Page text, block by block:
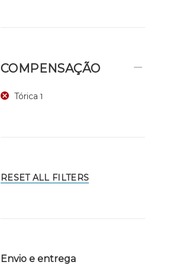
COMPENSAÇÃO
Tórica 1
RESET ALL FILTERS
Envio e entrega